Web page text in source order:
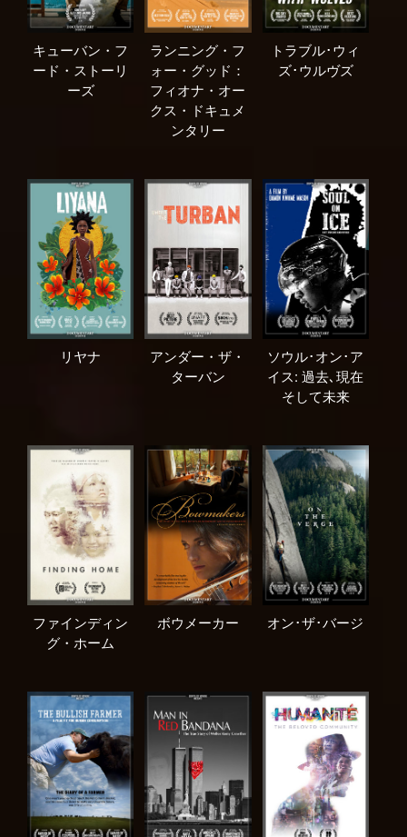
キューバン・フ
ード・ストーリ
ーズ
ランニング・フ
ォー・グッド：
フィオナ・オー
クス・ドキュメ
ンタリー
トラブル･ウィ
ズ･ウルヴズ
リヤナ
アンダー・ザ・
ターバン
ソウル･オン･ア
イス: 過去､現在
そして未来
ファインディン
グ・ホーム
ボウメーカー オン･ザ･バージ